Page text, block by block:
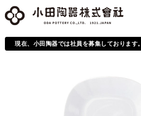
現在、小田陶器では社員を募集しております。